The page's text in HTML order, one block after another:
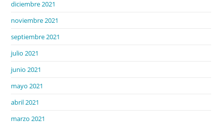
diciembre 2021
noviembre 2021
septiembre 2021
julio 2021
junio 2021
mayo 2021
abril 2021
marzo 2021